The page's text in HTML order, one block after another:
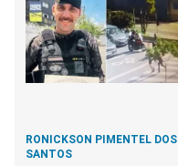
RONICKSON PIMENTEL DOS
SANTOS